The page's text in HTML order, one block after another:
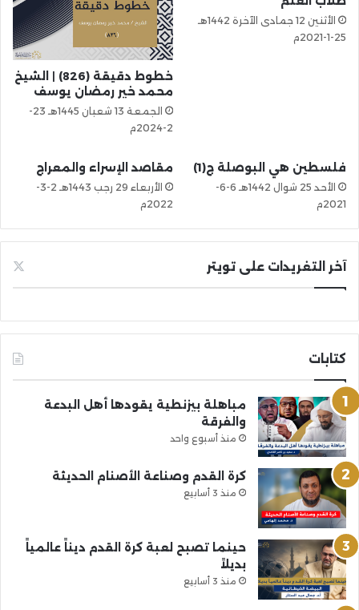
الأثنين 12 جمادى الآخرة 1442هـ
25-1-2021م
خطوط دقيقة (826) | الشيخ
محمد خير رمضان يوسف
الجمعة 13 شعبان 1445هـ 23-
2-2024م
فلسطين هي البوصلة ج(1)
الأحد 25 شوال 1442هـ 6-6-
2021م
مقاصد الإسراء والمعراج
الأربعاء 29 رجب 1443هـ 2-3-
2022م
آخر التغريدات على تويتر
كتابات
مباهلة بيزنطية يقودها أهل البدعة
والفرقة
منذ أسبوع واحد
كرة القدم وصناعة الأصنام الحديثة
منذ 3 أسابيع
حينما تصبح لعبة كرة القدم ديناً عالمياً
بديلاً
منذ 3 أسابيع